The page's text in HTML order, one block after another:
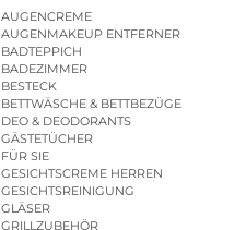
AUGENCREME
AUGENMAKEUP ENTFERNER
BADTEPPICH
BADEZIMMER
BESTECK
BETTWÄSCHE & BETTBEZÜGE
DEO & DEODORANTS
GÄSTETÜCHER
FÜR SIE
GESICHTSCREME HERREN
GESICHTSREINIGUNG
GLÄSER
GRILLZUBEHÖR